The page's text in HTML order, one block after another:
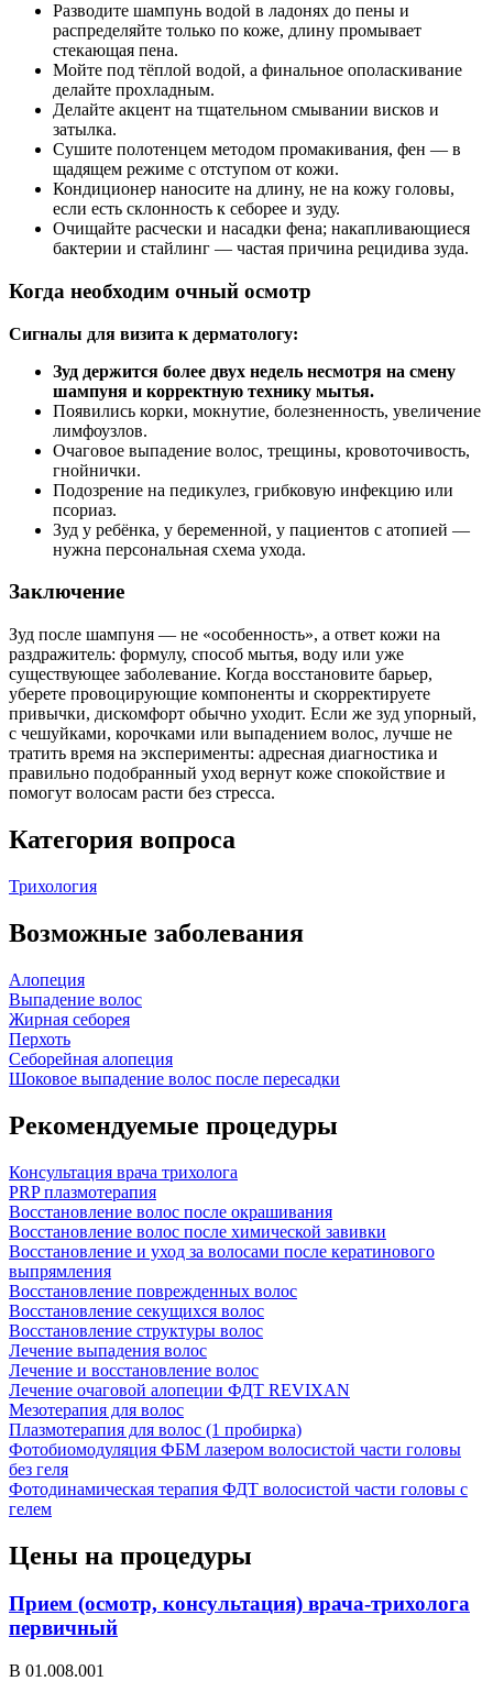
Разводите шампунь водой в ладонях до пены и
распределяйте только по коже, длину промывает
стекающая пена.
Мойте под тёплой водой, а финальное ополаскивание
делайте прохладным.
Делайте акцент на тщательном смывании висков и
затылка.
Сушите полотенцем методом промакивания, фен — в
щадящем режиме с отступом от кожи.
Кондиционер наносите на длину, не на кожу головы,
если есть склонность к себорее и зуду.
Очищайте расчески и насадки фена; накапливающиеся
бактерии и стайлинг — частая причина рецидива зуда.
Когда необходим очный осмотр
Сигналы для визита к дерматологу:
Зуд держится более двух недель несмотря на смену
шампуня и корректную технику мытья.
Появились корки, мокнутие, болезненность, увеличение
лимфоузлов.
Очаговое выпадение волос, трещины, кровоточивость,
гнойнички.
Подозрение на педикулез, грибковую инфекцию или
псориаз.
Зуд у ребёнка, у беременной, у пациентов с атопией —
нужна персональная схема ухода.
Заключение
Зуд после шампуня — не «особенность», а ответ кожи на
раздражитель: формулу, способ мытья, воду или уже
существующее заболевание. Когда восстановите барьер,
уберете провоцирующие компоненты и скорректируете
привычки, дискомфорт обычно уходит. Если же зуд упорный,
с чешуйками, корочками или выпадением волос, лучше не
тратить время на эксперименты: адресная диагностика и
правильно подобранный уход вернут коже спокойствие и
помогут волосам расти без стресса.
Категория вопроса
Трихология
Возможные заболевания
Алопеция
Выпадение волос
Жирная себорея
Перхоть
Себорейная алопеция
Шоковое выпадение волос после пересадки
Рекомендуемые процедуры
Консультация врача трихолога
PRP плазмотерапия
Восстановление волос после окрашивания
Восстановление волос после химической завивки
Восстановление и уход за волосами после кератинового
выпрямления
Восстановление поврежденных волос
Восстановление секущихся волос
Восстановление структуры волос
Лечение выпадения волос
Лечение и восстановление волос
Лечение очаговой алопеции ФДТ REVIXAN
Мезотерапия для волос
Плазмотерапия для волос (1 пробирка)
Фотобиомодуляция ФБМ лазером волосистой части головы
без геля
Фотодинамическая терапия ФДТ волосистой части головы с
гелем
Цены на процедуры
Прием (осмотр, консультация) врача-трихолога
первичный
В 01.008.001